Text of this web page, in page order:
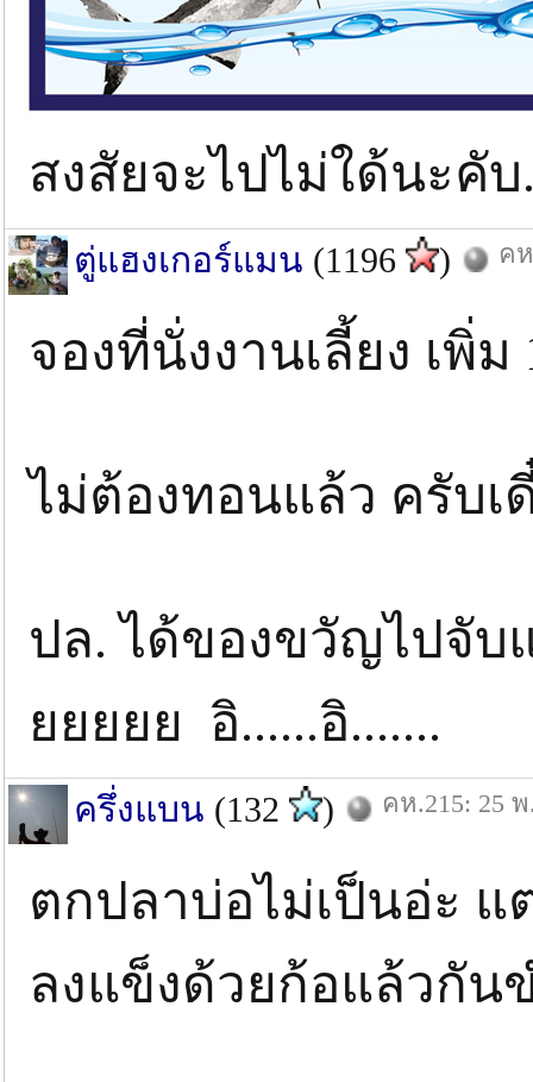
สงสัยจะไปไม่ใด้นะคั
ตู่แฮงเกอร์แมน (1196 ) ค
จองที่นั่งงานเลี้ยง เพิ่ม
ไม่ต้องทอนแล้ว ครับเ
ปล. ได้ของขวัญไปจั
ยยยยย อิ......อิ.......
ครึ่งแบน (132 ) คห.215: 25
ตกปลาบ่อไม่เป็นอ่ะ
ลงแข็งด้วยก้อแล้วกัน